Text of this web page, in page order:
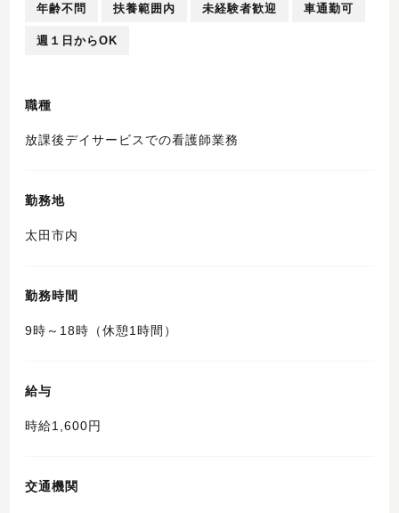
年齢不問 扶養範囲内 未経験者歓迎 車通勤可
週１日からOK
職種
放課後デイサービスでの看護師業務
勤務地
太田市内
勤務時間
9時～18時（休憩1時間）
給与
時給1,600円
交通機関